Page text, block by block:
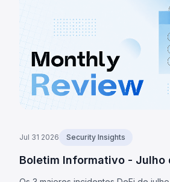
~1.370 BTC (~$88M). O token LULA
~$578K por falha lógica que
drenando liquidez da PancakeSwap
Jul 31 2026 Security Insights
Boletim Informativo - Julho